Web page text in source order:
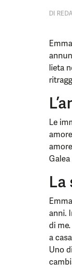
DI
lieta
Le
La
anni.
di
a
Uno